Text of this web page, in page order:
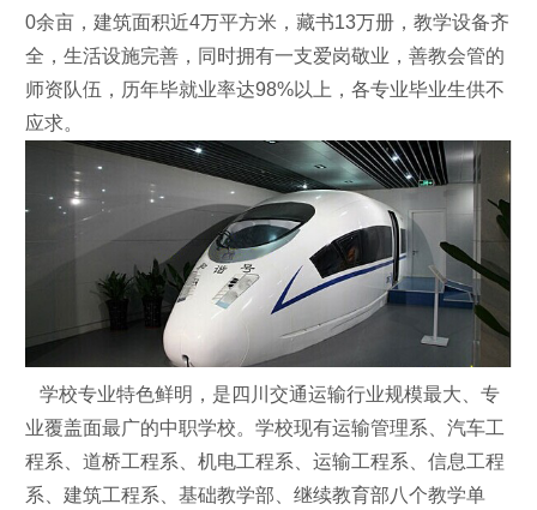
0余亩，建筑面积近4万平方米，藏书13万册，教学设备齐
全，生活设施完善，同时拥有一支爱岗敬业，善教会管的
师资队伍，历年毕就业率达98%以上，各专业毕业生供不
应求。
学校专业特色鲜明，是四川交通运输行业规模最大、专
业覆盖面最广的中职学校。学校现有运输管理系、汽车工
程系、道桥工程系、机电工程系、运输工程系、信息工程
系、建筑工程系、基础教学部、继续教育部八个教学单